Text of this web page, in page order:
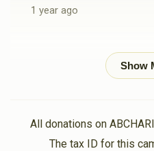
1 year ago
Phone Donation
All donations on
The tax ID for this